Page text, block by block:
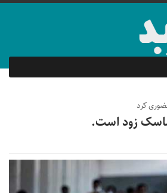
کرد
ماسک زود است.